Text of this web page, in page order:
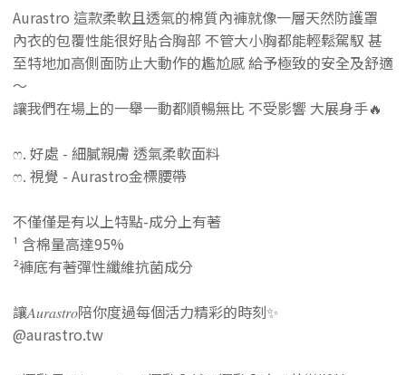
Aurastro 這款柔軟且透氣的棉質內褲就像一層天然防護罩
內衣的包覆性能很好貼合胸部 不管大小胸都能輕鬆駕馭 甚
至特地加高側面防止大動作的尷尬感 給予極致的安全及舒適
～
讓我們在場上的一舉一動都順暢無比 不受影響 大展身手🔥
ෆ. 好處 - 細膩親膚 透氣柔軟面料
ෆ. 視覺 - Aurastro金標腰帶
不僅僅是有以上特點-成分上有著
¹ 含棉量高達95%
²褲底有著彈性纖維抗菌成分
讓𝐴𝑢𝑟𝑎𝑠𝑡𝑟𝑜陪你度過每個活力精彩的時刻✨
@aurastro.tw